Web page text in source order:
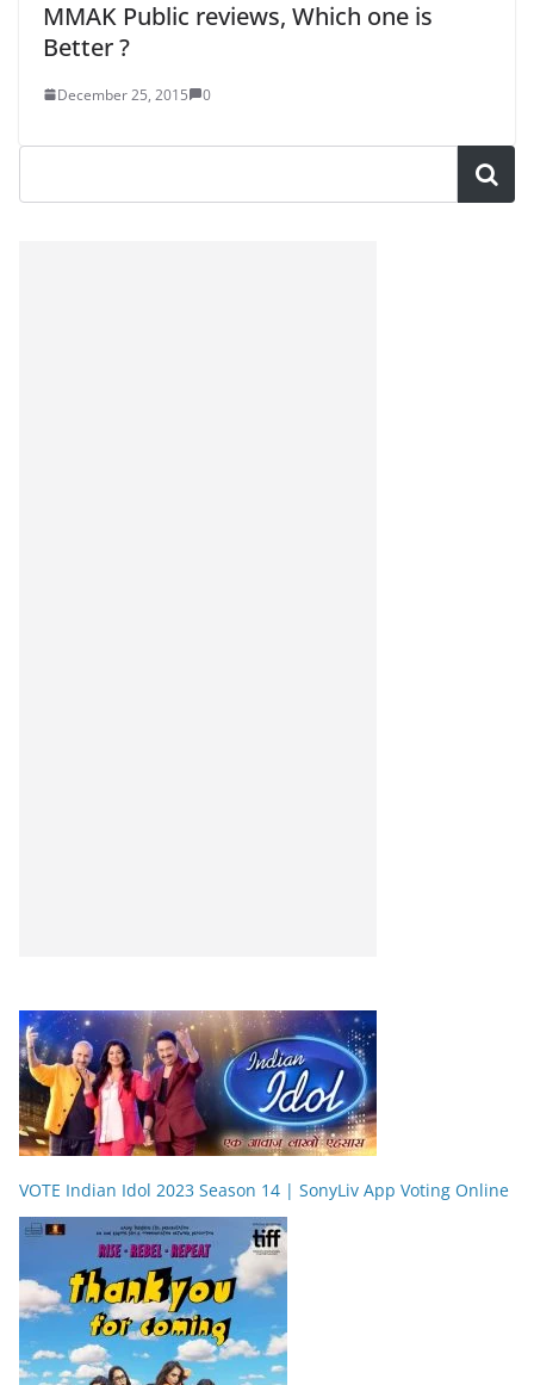
MMAK Public reviews, Which one is
Better ?
December 25, 2015 0
VOTE Indian Idol 2023 Season 14 | SonyLiv App Voting Online